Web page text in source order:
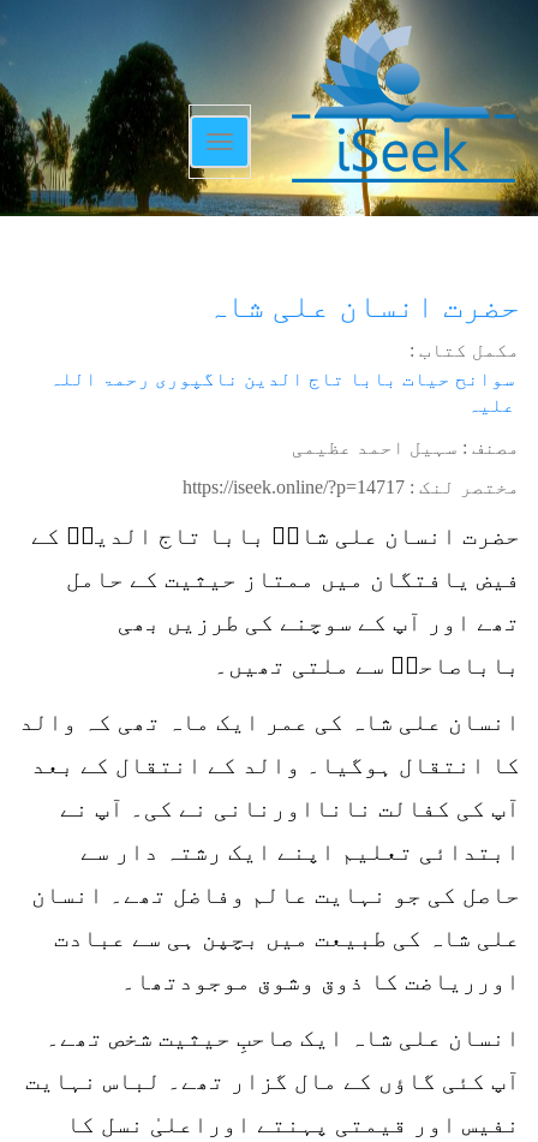
Toggle
navigation
حضرت انسان علی شاہ
مکمل کتاب :
سوانح حیات بابا تاج الدین ناگپوری رحمۃ اللہ
علیہ
مصنف : سہیل احمد عظیمی
مختصر لنک : https://iseek.online/?p=14717
حضرت انسان علی شاہؒ بابا تاج الدینؒ کے
فیض یافتگان میں ممتاز حیثیت کے حامل
تھے اور آپ کے سوچنے کی طرزیں بھی
باباصاحبؒ سے ملتی تھیں۔
انسان علی شاہ کی عمر ایک ماہ تھی کہ والد
کا انتقال ہوگیا۔ والد کے انتقال کے بعد
آپ کی کفالت نانااورنانی نے کی۔ آپ نے
ابتدائی تعلیم اپنے ایک رشتہ دار سے
حاصل کی جو نہایت عالم وفاضل تھے۔ انسان
علی شاہ کی طبیعت میں بچپن ہی سے عبادت
اورریاضت کا ذوق وشوق موجودتھا۔
انسان علی شاہ ایک صاحبِ حیثیت شخص تھے۔
آپ کئی گاؤں کے مال گزار تھے۔ لباس نہایت
نفیس اور قیمتی پہنتے اوراعلیٰ نسل کا